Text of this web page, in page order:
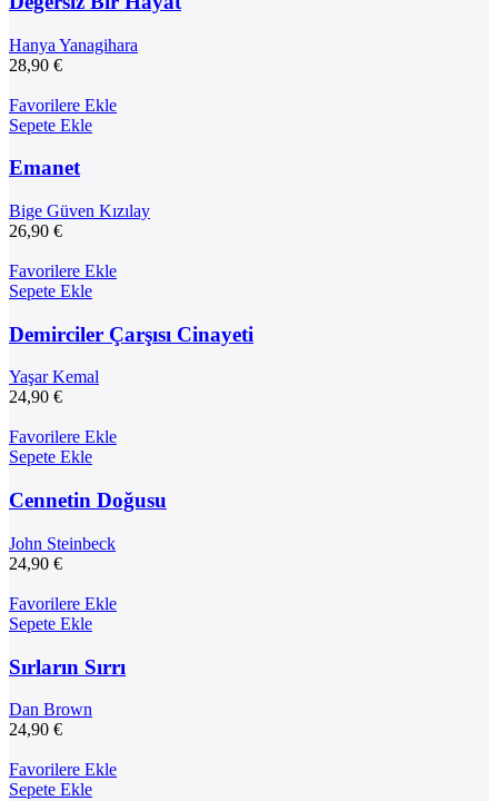
Hanya Yanagihara
28,90 €
Favorilere Ekle
Sepete Ekle
Emanet
Bige Güven Kızılay
26,90 €
Favorilere Ekle
Sepete Ekle
Demirciler Çarşısı Cinayeti
Yaşar Kemal
24,90 €
Favorilere Ekle
Sepete Ekle
Cennetin Doğusu
John Steinbeck
24,90 €
Favorilere Ekle
Sepete Ekle
Sırların Sırrı
Dan Brown
24,90 €
Favorilere Ekle
Sepete Ekle